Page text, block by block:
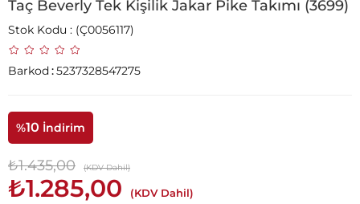
Taç Beverly Tek Kişilik Jakar Pike Takımı (3699)
Stok Kodu (Ç0056117)
Barkod:5237328547275
%10 İndirim
₺1.435,00 (KDV Dahil)
₺1.285,00 (KDV Dahil)